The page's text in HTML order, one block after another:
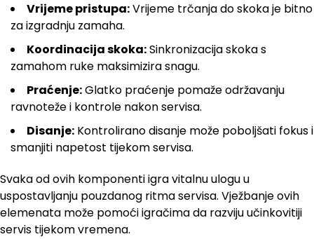
Vrijeme pristupa:Vrijeme trčanja do skoka je bitno
za izgradnju zamaha.
Koordinacija skoka:Sinkronizacija skoka s
zamahom ruke maksimizira snagu.
Praćenje:Glatko praćenje pomaže održavanju
ravnoteže i kontrole nakon servisa.
Disanje: Kontrolirano disanje može poboljšati fokus i
smanjiti napetost tijekom servisa.
Svaka od ovih komponenti igra vitalnu ulogu u
uspostavljanju pouzdanog ritma servisa. Vježbanje ovih
elemenata može pomoći igračima da razviju učinkovitiji
servis tijekom vremena.